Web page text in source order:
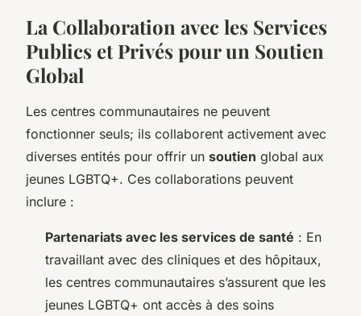
La Collaboration avec les Services
Publics et Privés pour un Soutien
Global
Les centres communautaires ne peuvent
fonctionner seuls; ils collaborent activement avec
diverses entités pour offrir un soutien global aux
jeunes LGBTQ+. Ces collaborations peuvent
inclure :
Partenariats avec les services de santé : En
travaillant avec des cliniques et des hôpitaux,
les centres communautaires s’assurent que les
jeunes LGBTQ+ ont accès à des soins